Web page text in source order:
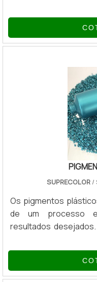
material, seu
confeccionados em
colore com qualquer
mantém a coloração
SUPRECOLOR/
Os pigmentos
de um processo
resultados
séria e com
pigmento para
durante a sua